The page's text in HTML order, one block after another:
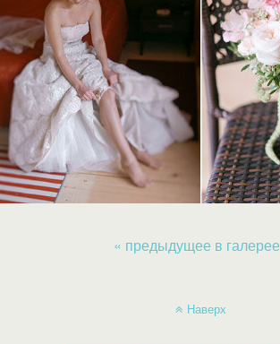
« предыдущее в галерее
Наверх